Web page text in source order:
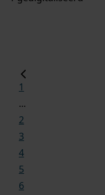
1
...
2
3
4
5
6